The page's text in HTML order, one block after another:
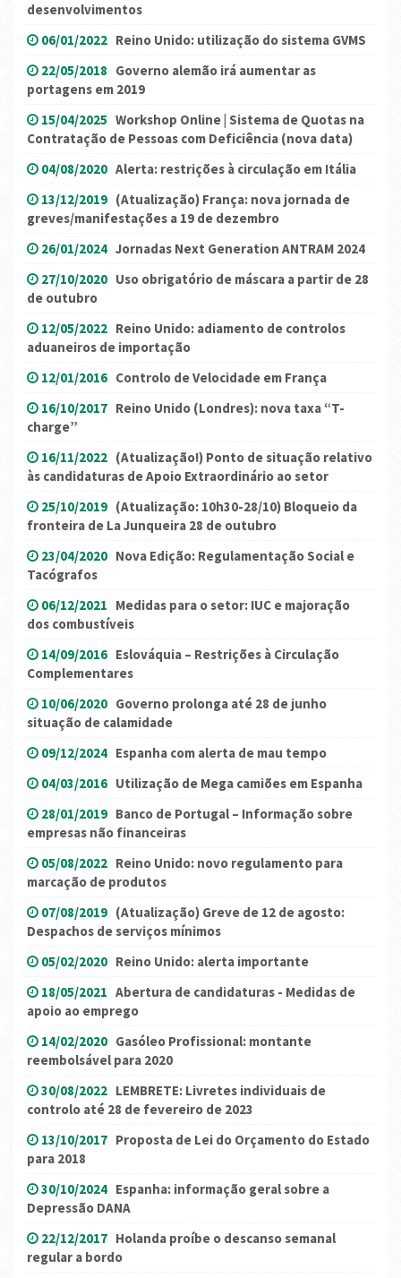
desenvolvimentos
06/01/2022 Reino Unido: utilização do sistema GVMS
22/05/2018 Governo alemão irá aumentar as
portagens em 2019
15/04/2025 Workshop Online | Sistema de Quotas na
Contratação de Pessoas com Deficiência (nova data)
04/08/2020 Alerta: restrições à circulação em Itália
13/12/2019 (Atualização) França: nova jornada de
greves/manifestações a 19 de dezembro
26/01/2024 Jornadas Next Generation ANTRAM 2024
27/10/2020 Uso obrigatório de máscara a partir de 28
de outubro
12/05/2022 Reino Unido: adiamento de controlos
aduaneiros de importação
12/01/2016 Controlo de Velocidade em França
16/10/2017 Reino Unido (Londres): nova taxa “T-
charge”
16/11/2022 (Atualização!) Ponto de situação relativo
às candidaturas de Apoio Extraordinário ao setor
25/10/2019 (Atualização: 10h30-28/10) Bloqueio da
fronteira de La Junqueira 28 de outubro
23/04/2020 Nova Edição: Regulamentação Social e
Tacógrafos
06/12/2021 Medidas para o setor: IUC e majoração
dos combustíveis
14/09/2016 Eslováquia – Restrições à Circulação
Complementares
10/06/2020 Governo prolonga até 28 de junho
situação de calamidade
09/12/2024 Espanha com alerta de mau tempo
04/03/2016 Utilização de Mega camiões em Espanha
28/01/2019 Banco de Portugal – Informação sobre
empresas não financeiras
05/08/2022 Reino Unido: novo regulamento para
marcação de produtos
07/08/2019 (Atualização) Greve de 12 de agosto:
Despachos de serviços mínimos
05/02/2020 Reino Unido: alerta importante
18/05/2021 Abertura de candidaturas - Medidas de
apoio ao emprego
14/02/2020 Gasóleo Profissional: montante
reembolsável para 2020
30/08/2022 LEMBRETE: Livretes individuais de
controlo até 28 de fevereiro de 2023
13/10/2017 Proposta de Lei do Orçamento do Estado
para 2018
30/10/2024 Espanha: informação geral sobre a
Depressão DANA
22/12/2017 Holanda proíbe o descanso semanal
regular a bordo